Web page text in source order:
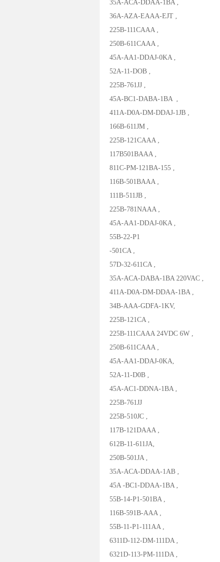
35A-ACA-DDAA-1BA ,
36A-AZA-EAAA-EJT ,
225B-111CAAA ,
250B-611CAAA ,
45A-AA1-DDAJ-0KA ,
52A-11-DOB ,
225B-761JJ ,
45A-BC1-DABA-1BA ,
411A-D0A-DM-DDAJ-1JB ,
166B-611JM ,
225B-121CAAA ,
117B501BAAA ,
811C-PM-121BA-155 ,
116B-501BAAA ,
111B-511JB ,
225B-781NAAA ,
45A-AA1-DDAJ-0KA ,
55B-22-P1
-501CA ,
57D-32-611CA ,
35A-ACA-DABA-1BA 220VAC ,
411A-D0A-DM-DDAA-1BA ,
34B-AAA-GDFA-1KV,
225B-121CA ,
225B-111CAAA 24VDC 6W ,
250B-611CAAA ,
45A-AA1-DDAJ-0KA,
52A-11-D0B ,
45A-AC1-DDNA-1BA ,
225B-761JJ
225B-510JC ,
117B-121DAAA ,
612B-11-611JA,
250B-501JA ,
35A-ACA-DDAA-1AB ,
45A -BC1-DDAA-1BA ,
55B-14-P1-501BA ,
116B-591B-AAA ,
55B-11-P1-111AA ,
6311D-112-DM-111DA ,
6321D-113-PM-111DA ,